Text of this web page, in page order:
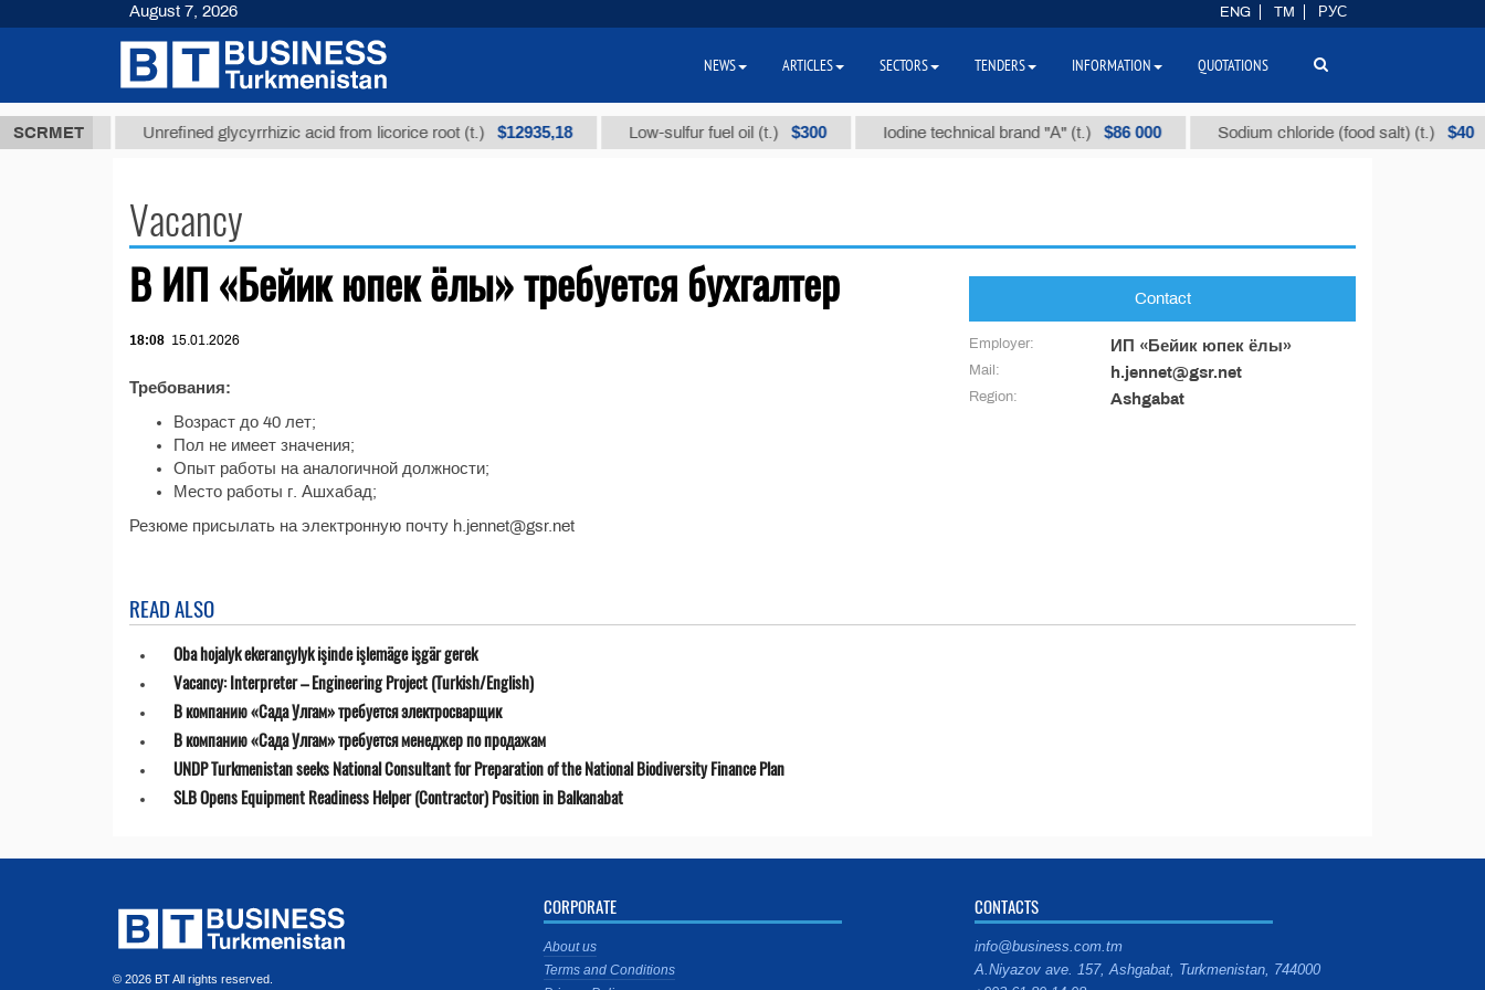
SCRMET
37,8 ТМТ Unrefined glycyrrhizic acid from licorice root (t.) $12935,18 Low-sulfur fuel oil (t.) $300 Iodine technical brand "А" (t.) $86 000 Sodium chloride (food salt) (t.) $40
Vacancy
В ИП «Бейик юпек ёлы» требуется бухгалтер
18:08 15.01.2026
Требования:
Возраст до 40 лет;
Пол не имеет значения;
Опыт работы на аналогичной должности;
Место работы г. Ашхабад;
Резюме присылать на электронную почту h.jennet@gsr.net
Contact
Employer: ИП «Бейик юпек ёлы»
Mail: h.jennet@gsr.net
Region: Ashgabat
READ ALSO
Oba hojalyk ekerançylyk işinde işlemäge işgär gerek
Vacancy: Interpreter – Engineering Project (Turkish/English)
В компанию «Сада Улгам» требуется электросварщик
В компанию «Сада Улгам» требуется менеджер по продажам
UNDP Turkmenistan seeks National Consultant for Preparation of the National Biodiversity Finance Plan
SLB Opens Equipment Readiness Helper (Contractor) Position in Balkanabat
© 2026 BT All rights reserved.
CORPORATE
About us
Terms and Conditions
CONTACTS
info@business.com.tm
A.Niyazov ave. 157, Ashgabat, Turkmenistan, 744000
August 7, 2026 ENG TM РУС
NEWS ARTICLES SECTORS TENDERS INFORMATION QUOTATIONS